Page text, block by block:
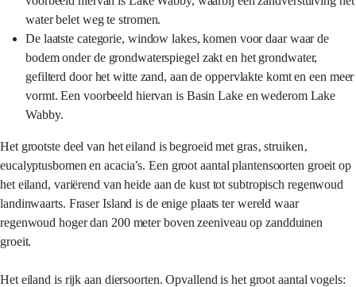
water belet weg te stromen.
De laatste categorie, window lakes, komen voor daar waar de
bodem onder de grondwaterspiegel zakt en het grondwater,
gefilterd door het witte zand, aan de oppervlakte komt en een meer
vormt. Een voorbeeld hiervan is Basin Lake en wederom Lake
Wabby.
Het grootste deel van het eiland is begroeid met gras‚ struiken‚
eucalyptusbomen en acacia’s. Een groot aantal plantensoorten groeit op
het eiland, variërend van heide aan de kust tot subtropisch regenwoud
landinwaarts. Fraser Island is de enige plaats ter wereld waar
regenwoud hoger dan 200 meter boven zeeniveau op zandduinen
groeit.
Het eiland is rijk aan diersoorten. Opvallend is het groot aantal vogels: